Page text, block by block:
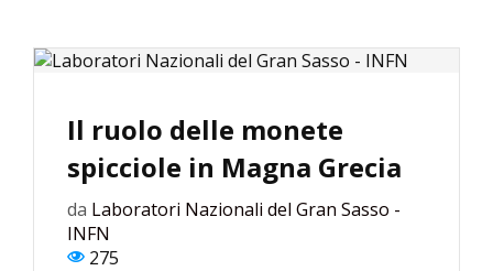
Il ruolo delle monete
spicciole in Magna Grecia
da Laboratori Nazionali del Gran Sasso -
INFN
275